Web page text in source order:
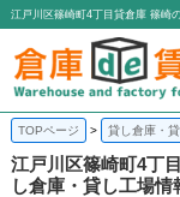
TOPページ 貸し倉庫・
江戸川区篠崎町4丁
し倉庫・貸し工場情